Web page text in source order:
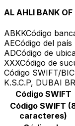
AL AHLI BANK
ABKKCódigo
AECódigo del país
ADCódigo de
XXXCódigo de
Código SWIFT/
K.S.C.P, DUBAI
Código SWIFT
Código SWIFT
caracteres)